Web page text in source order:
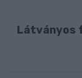
Látványos